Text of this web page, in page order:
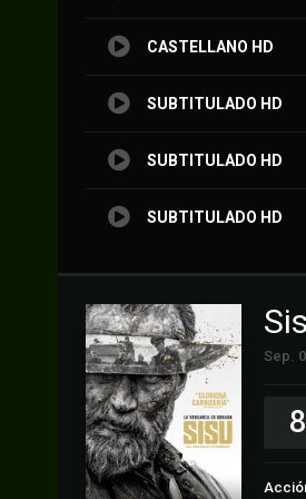
CASTELLANO HD
SUBTITULADO HD
SUBTITULADO HD
SUBTITULADO HD
Sep.
8